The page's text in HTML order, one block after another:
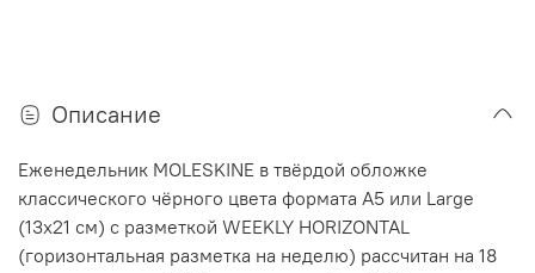
Описание
Еженедельник MOLESKINE в твёрдой обложке
классического чёрного цвета формата А5 или Large
(13х21 см) с разметкой WEEKLY HORIZONTAL
(горизонтальная разметка на неделю) рассчитан на 18